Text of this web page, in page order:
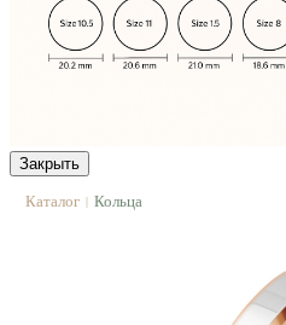
Закрыть
Каталог | Кольца